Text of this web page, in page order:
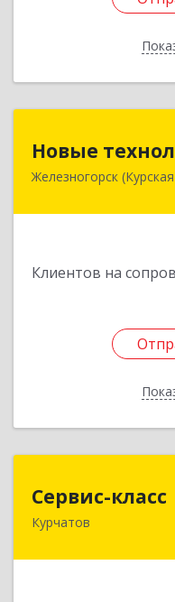
Новые
Железногорск
Клиентов на
307170,
Сервис-класс
Курчатов